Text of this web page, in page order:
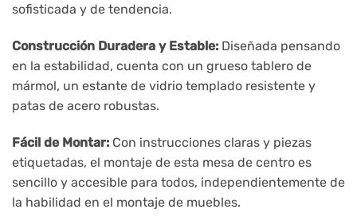
sofisticada y de tendencia.
Construcción Duradera y Estable: Diseñada pensando
en la estabilidad, cuenta con un grueso tablero de
mármol, un estante de vidrio templado resistente y
patas de acero robustas.
Fácil de Montar: Con instrucciones claras y piezas
etiquetadas, el montaje de esta mesa de centro es
sencillo y accesible para todos, independientemente de
la habilidad en el montaje de muebles.